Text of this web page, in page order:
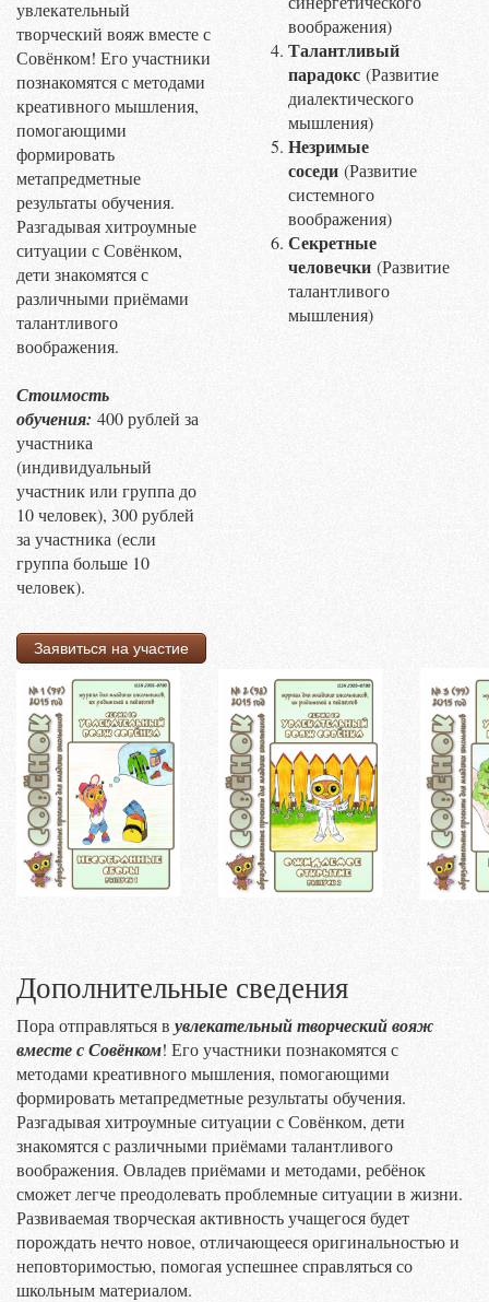
увлекательный
творческий вояж вместе с
Совёнком! Его участники
познакомятся с методами
креативного мышления,
помогающими
формировать
метапредметные
результаты обучения.
Разгадывая хитроумные
ситуации с Совёнком,
дети знакомятся с
различными приёмами
талантливого
воображения.
Стоимость
обучения: 400 рублей за
участника
(индивидуальный
участник или группа до
10 человек), 300 рублей
за участника (если
группа больше 10
человек).
Заявиться на участие
воображения)
Талантливый
парадокс (Развитие
диалектического
мышления)
Незримые
соседи (Развитие
системного
воображения)
Секретные
человечки (Развитие
талантливого
мышления)
Дополнительные сведения
Пора отправляться в увлекательный творческий вояж
вместе с Совёнком! Его участники познакомятся с
методами креативного мышления, помогающими
формировать метапредметные результаты обучения.
Разгадывая хитроумные ситуации с Совёнком, дети
знакомятся с различными приёмами талантливого
воображения. Овладев приёмами и методами, ребёнок
сможет легче преодолевать проблемные ситуации в жизни.
Развиваемая творческая активность учащегося будет
порождать нечто новое, отличающееся оригинальностью и
неповторимостью, помогая успешнее справляться со
школьным материалом.